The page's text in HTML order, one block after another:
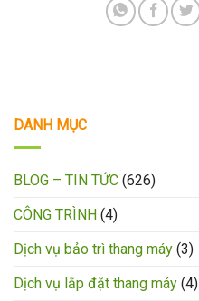
DANH MỤC
BLOG – TIN TỨC (626)
CÔNG TRÌNH (4)
Dịch vụ bảo trì thang máy (3)
Dịch vụ lắp đặt thang máy (4)